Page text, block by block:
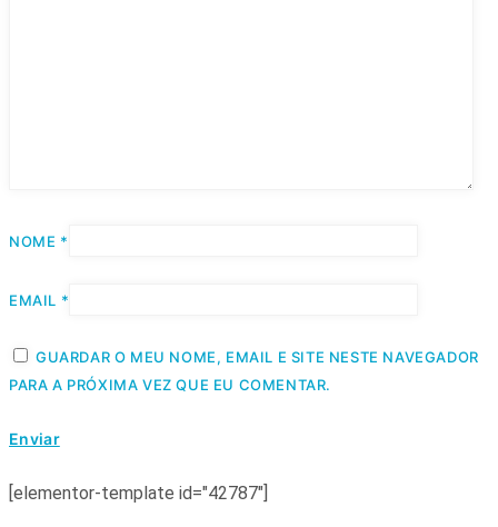
NOME *
EMAIL *
GUARDAR O MEU NOME, EMAIL E SITE NESTE NAVEGADOR
PARA A PRÓXIMA VEZ QUE EU COMENTAR.
[elementor-template id="42787"]